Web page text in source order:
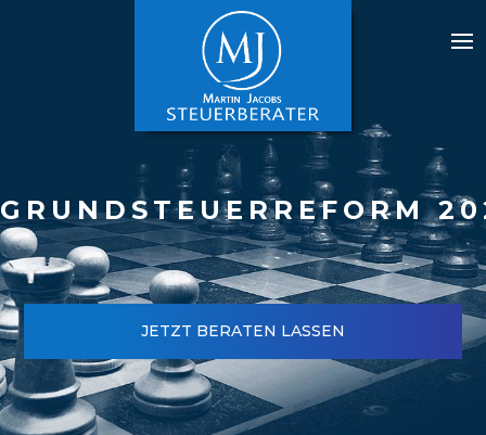
GRUNDSTEUERREFORM
JETZT BERATEN LASSEN